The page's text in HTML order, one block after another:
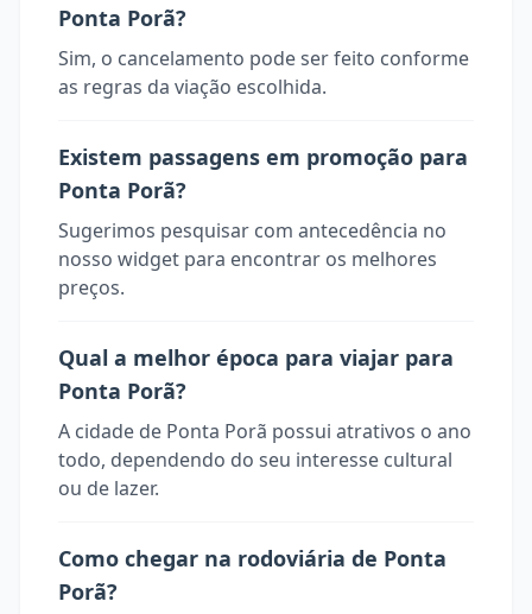
Ponta Porã?
Sim, o cancelamento pode ser feito conforme
as regras da viação escolhida.
Existem passagens em promoção para
Ponta Porã?
Sugerimos pesquisar com antecedência no
nosso widget para encontrar os melhores
preços.
Qual a melhor época para viajar para
Ponta Porã?
A cidade de Ponta Porã possui atrativos o ano
todo, dependendo do seu interesse cultural
ou de lazer.
Como chegar na rodoviária de Ponta
Porã?